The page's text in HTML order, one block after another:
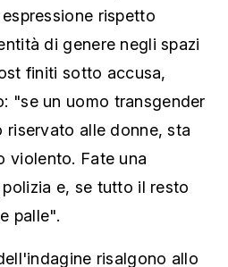
rispetto
di genere negli spazi
finiti sotto accusa,
"se un uomo transgender
riservato alle donne, sta
violento. Fate una
e, se tutto il resto
palle".
risalgono allo